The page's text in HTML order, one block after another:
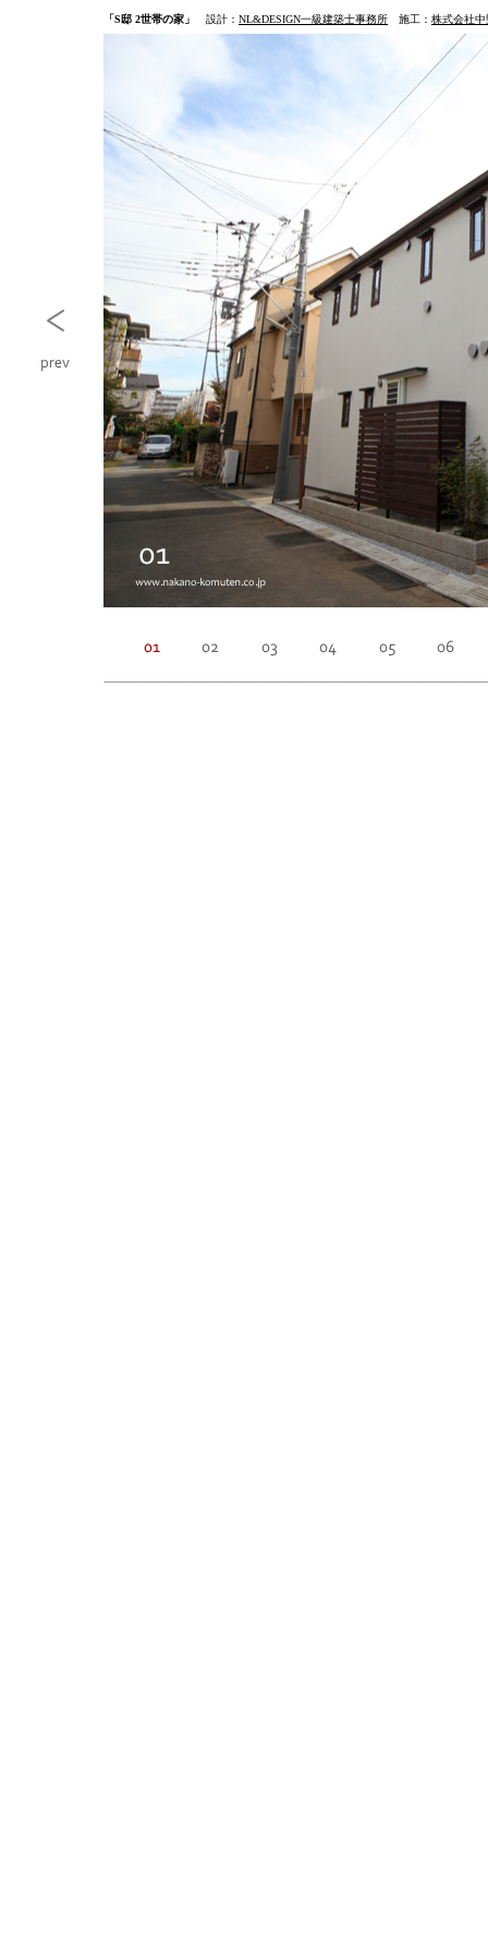
「S邸 2世帯の家」 設計： NL&DESIGN一級建築士事務所 施工： 株式会社